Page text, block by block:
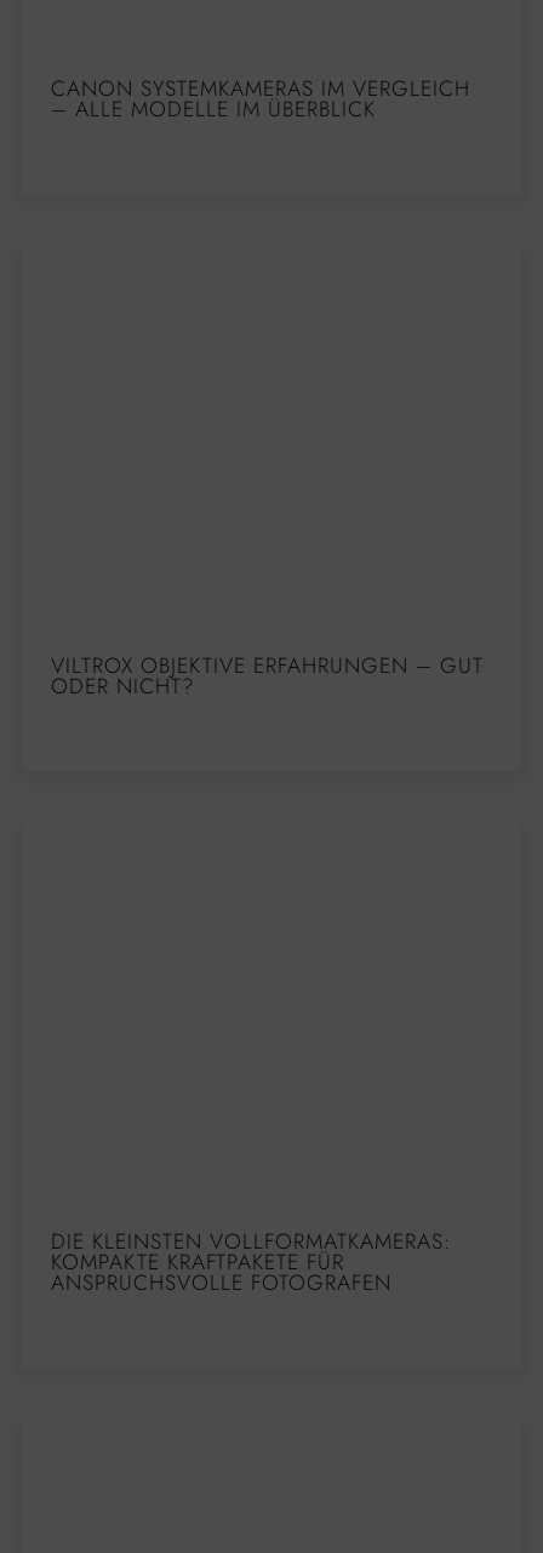
CANON SYSTEMKAMERAS IM VERGLEICH
– ALLE MODELLE IM ÜBERBLICK
VILTROX OBJEKTIVE ERFAHRUNGEN – GUT
ODER NICHT?
DIE KLEINSTEN VOLLFORMATKAMERAS:
KOMPAKTE KRAFTPAKETE FÜR
ANSPRUCHSVOLLE FOTOGRAFEN